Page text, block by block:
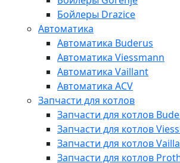
Бойлеры Drazice
Автоматика
Автоматика Buderus
Автоматика Viessmann
Автоматика Vaillant
Автоматика ACV
Запчасти для котлов
Запчасти для котлов
Запчасти для котлов
Запчасти для котлов
Запчасти для котлов